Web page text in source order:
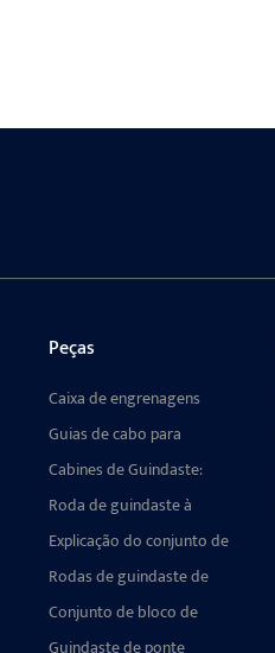
Peças
Caixa de engrenagens
para guindaste:
Transmissão suave, alta
capacidade de carga,
compatível com múltiplos
mecanismos.
Guias de cabo para
guincho elétrico:
dispositivo anti-
emaranhamento com
múltiplas configurações
Cabines de Guindaste:
Componentes Projetados
Sob Medida para
Operações de Içamento
de Precisão com
Guindaste
Roda de guindaste à
prova de explosão para
ambientes perigosos:
design durável e seguro
Explicação do conjunto de
blocos de rodas de
guindastes portuários:
estrutura, tipos e guia de
seleção para guindastes
Rodas de guindaste de
pórtico: o guia definitivo
para tipos, aplicações e
Conjunto de bloco de
roda para ponte rolante: